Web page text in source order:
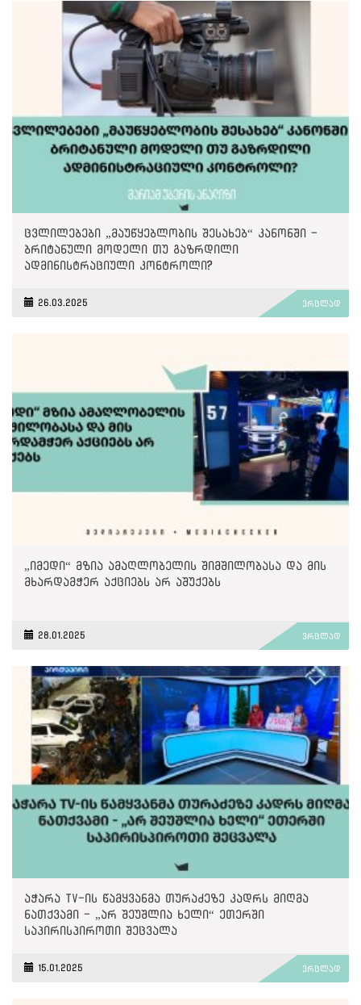
ცვლილებები „მაუწყებლობის შესახებ“ კანონში -
ბრიტანული მოდელი თუ გაზრდილი
ადმინისტრაციული კონტროლი?
26.03.2025 ვრცლად
„იმედი“ მზია ამაღლობელის შიმშილობასა და მის
მხარდამჭერ აქციებს არ აშუქებს
28.01.2025 ვრცლად
აჭარა TV-ის წამყვანმა თურაძეზე კადრს მიღმა
ნათქვამი - „არ შეუშლია ხელი“ ეთერში
საპირისპიროთი შეცვალა
15.01.2025 ვრცლად